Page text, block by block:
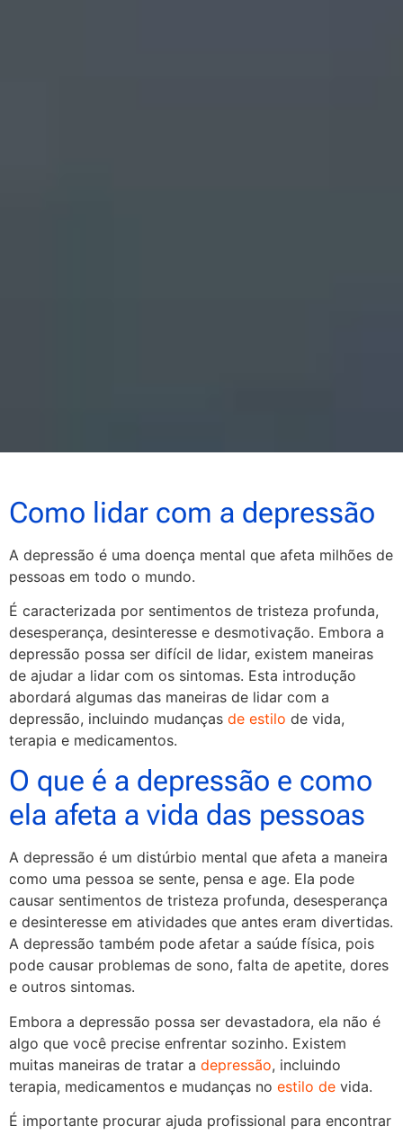
Como lidar com a depressão
A depressão é uma doença mental que afeta milhões de
pessoas em todo o mundo.
É caracterizada por sentimentos de tristeza profunda,
desesperança, desinteresse e desmotivação. Embora a
depressão possa ser difícil de lidar, existem maneiras
de ajudar a lidar com os sintomas. Esta introdução
abordará algumas das maneiras de lidar com a
depressão, incluindo mudanças de estilo de vida,
terapia e medicamentos.
O que é a depressão e como
ela afeta a vida das pessoas
A depressão é um distúrbio mental que afeta a maneira
como uma pessoa se sente, pensa e age. Ela pode
causar sentimentos de tristeza profunda, desesperança
e desinteresse em atividades que antes eram divertidas.
A depressão também pode afetar a saúde física, pois
pode causar problemas de sono, falta de apetite, dores
e outros sintomas.
Embora a depressão possa ser devastadora, ela não é
algo que você precise enfrentar sozinho. Existem
muitas maneiras de tratar a depressão, incluindo
terapia, medicamentos e mudanças no estilo de vida.
É importante procurar ajuda profissional para encontrar